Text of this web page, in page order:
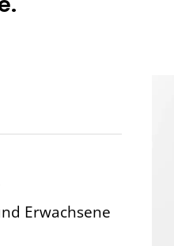
Erwachsene